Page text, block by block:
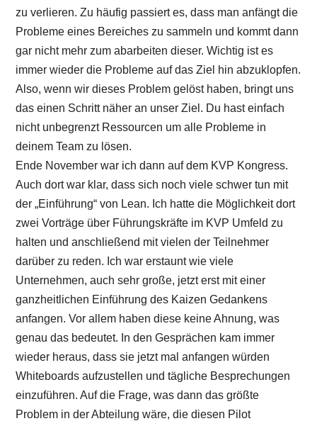
zu verlieren. Zu häufig passiert es, dass man anfängt die
Probleme eines Bereiches zu sammeln und kommt dann
gar nicht mehr zum abarbeiten dieser. Wichtig ist es
immer wieder die Probleme auf das Ziel hin abzuklopfen.
Also, wenn wir dieses Problem gelöst haben, bringt uns
das einen Schritt näher an unser Ziel. Du hast einfach
nicht unbegrenzt Ressourcen um alle Probleme in
deinem Team zu lösen.
Ende November war ich dann auf dem KVP Kongress.
Auch dort war klar, dass sich noch viele schwer tun mit
der „Einführung“ von Lean. Ich hatte die Möglichkeit dort
zwei Vorträge über Führungskräfte im KVP Umfeld zu
halten und anschließend mit vielen der Teilnehmer
darüber zu reden. Ich war erstaunt wie viele
Unternehmen, auch sehr große, jetzt erst mit einer
ganzheitlichen Einführung des Kaizen Gedankens
anfangen. Vor allem haben diese keine Ahnung, was
genau das bedeutet. In den Gesprächen kam immer
wieder heraus, dass sie jetzt mal anfangen würden
Whiteboards aufzustellen und tägliche Besprechungen
einzuführen. Auf die Frage, was dann das größte
Problem in der Abteilung wäre, die diesen Pilot